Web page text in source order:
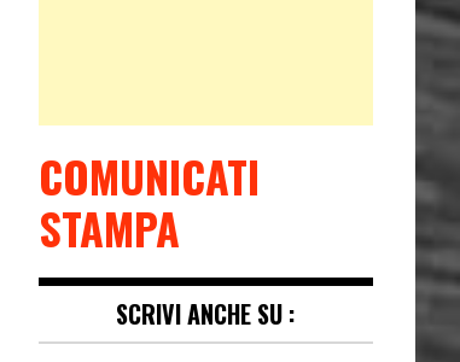
COMUNICATI
STAMPA
SCRIVI ANCHE SU :